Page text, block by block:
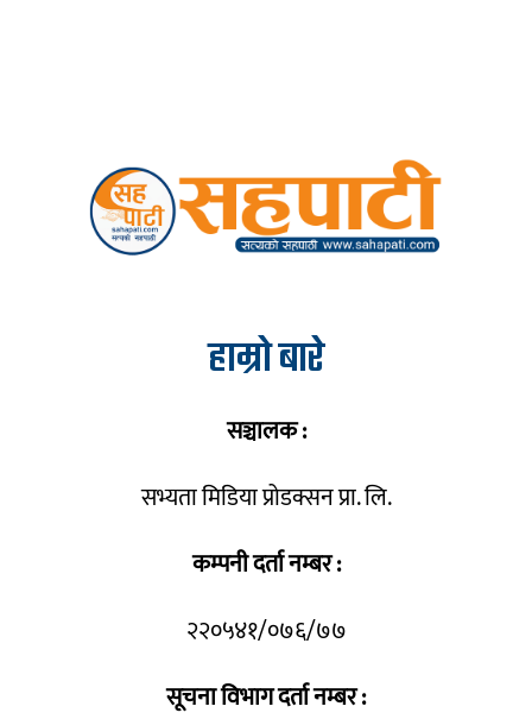
हाम्रो बारे
सञ्चालक :
सभ्यता मिडिया प्रोडक्सन प्रा. लि.
कम्पनी दर्ता नम्बर :
२२०५४१/०७६/७७
सूचना विभाग दर्ता नम्बर :